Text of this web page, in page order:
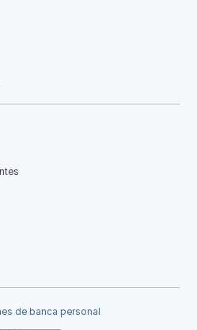
de banca personal